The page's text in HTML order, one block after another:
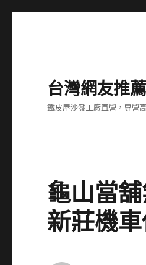
台灣網友推
鐵皮屋沙發工廠直營，專營
龜山當
新莊機